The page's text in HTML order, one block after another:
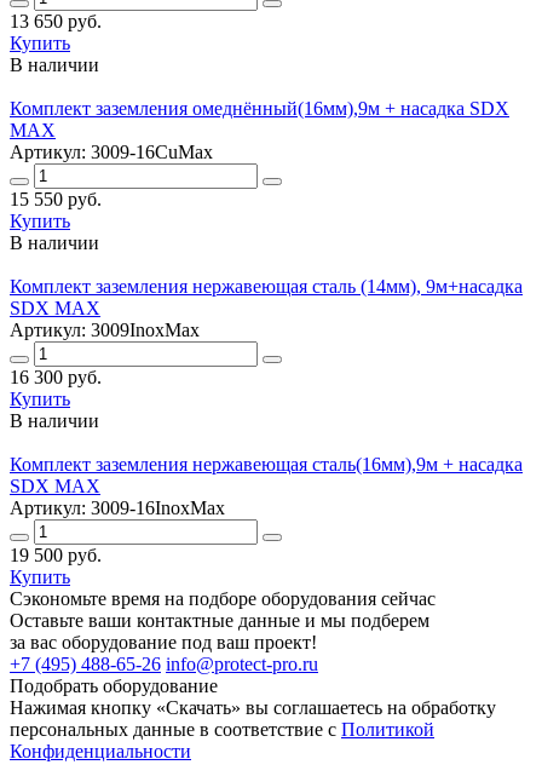
13 650 руб.
Купить
В наличии
Комплект заземления омеднённый(16мм),9м + насадка SDX
MAX
Артикул: 3009-16CuMax
15 550 руб.
Купить
В наличии
Комплект заземления нержавеющая сталь (14мм), 9м+насадка
SDX MAX
Артикул: 3009InoxMax
16 300 руб.
Купить
В наличии
Комплект заземления нержавеющая сталь(16мм),9м + насадка
SDX MAX
Артикул: 3009-16InoxMax
19 500 руб.
Купить
Сэкономьте время на подборе оборудования сейчас
Оставьте ваши контактные данные и мы подберем
за вас оборудование под ваш проект!
+7 (495) 488-65-26 info@protect-pro.ru
Подобрать оборудование
Нажимая кнопку «Скачать» вы соглашаетесь на обработку
персональных данные в соответствие с Политикой
Конфиденциальности